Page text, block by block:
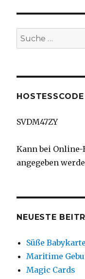
Suche
nach:
HOSTESSCODE
SVDM47ZY
Kann bei
angegeben
NEUESTE
Süße Babykarte
Maritime
Magic Cards